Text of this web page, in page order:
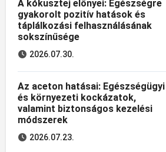
A kókusztej előnyei: Egészségre
gyakorolt pozitív hatások és
táplálkozási felhasználásának
sokszínűsége
2026.07.30.
Az aceton hatásai: Egészségügyi
és környezeti kockázatok,
valamint biztonságos kezelési
módszerek
2026.07.23.